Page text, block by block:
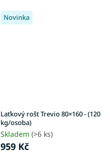
Novinka
Laťkový rošt Trevio 80×160 - (120
kg/osoba)
Skladem (>6 ks)
959 Kč